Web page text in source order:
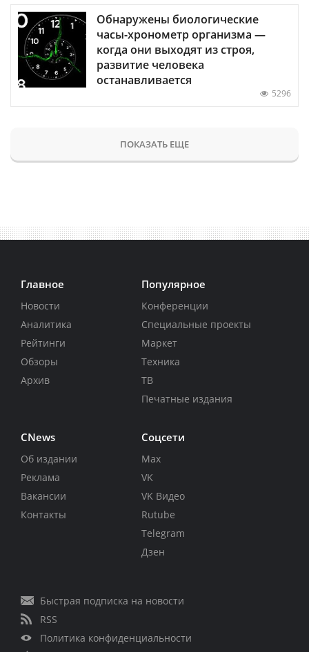
Обнаружены биологические
часы-хронометр организма —
когда они выходят из строя,
развитие человека
останавливается
5296
ПОКАЗАТЬ ЕЩЕ
Главное
Новости
Аналитика
Рейтинги
Обзоры
Архив
Популярное
Конференции
Специальные проекты
Маркет
Техника
ТВ
Печатные издания
CNews
Об издании
Реклама
Вакансии
Контакты
Соцсети
Max
VK
VK Видео
Rutube
Telegram
Дзен
Быстрая подписка на новости
RSS
Политика конфиденциальности